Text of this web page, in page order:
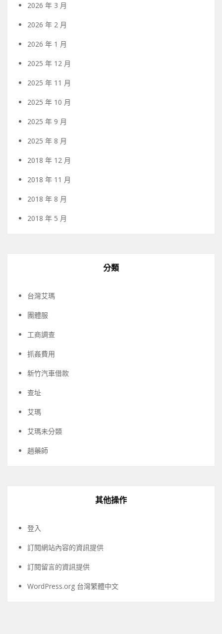
2026 年 3 月
2026 年 2 月
2026 年 1 月
2025 年 12 月
2025 年 11 月
2025 年 10 月
2025 年 9 月
2025 年 8 月
2018 年 12 月
2018 年 11 月
2018 年 8 月
2018 年 5 月
分類
台灣艾瑪
團體服
工商調查
抓姦費用
新竹汽車借款
查址
艾瑪
艾瑪未分類
趙藥師
其他操作
登入
訂閱網站內容的資訊提供
訂閱留言的資訊提供
WordPress.org 台灣繁體中文